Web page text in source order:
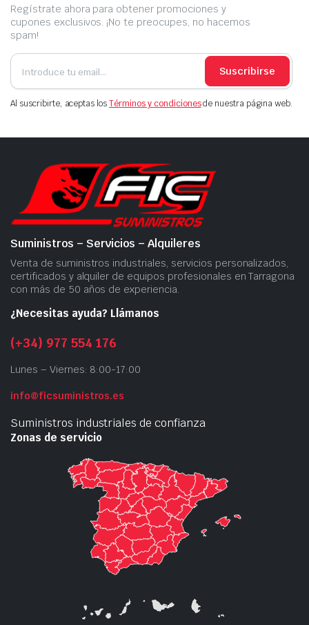
Regístrate ahora para obtener promociones y
cupones exclusivos. ¡No te preocupes, no hacemos
spam!
Suscribirse
Al suscribirte, aceptas losTérminos y condicionesde nuestra página web.
Suministros – Servicios – Alquileres
Venta de suministros industriales, servicios personalizados,
certificados y alquiler de equipos profesionales en Tarragona
con más de 50 años de experiencia.
¿Necesitas ayuda? Llámanos
(+34) 977 554 176
Lunes – Viernes: 8:00-17:00
info@ficsuministros.es
Suministros industriales de confianza
Zonas de servicio